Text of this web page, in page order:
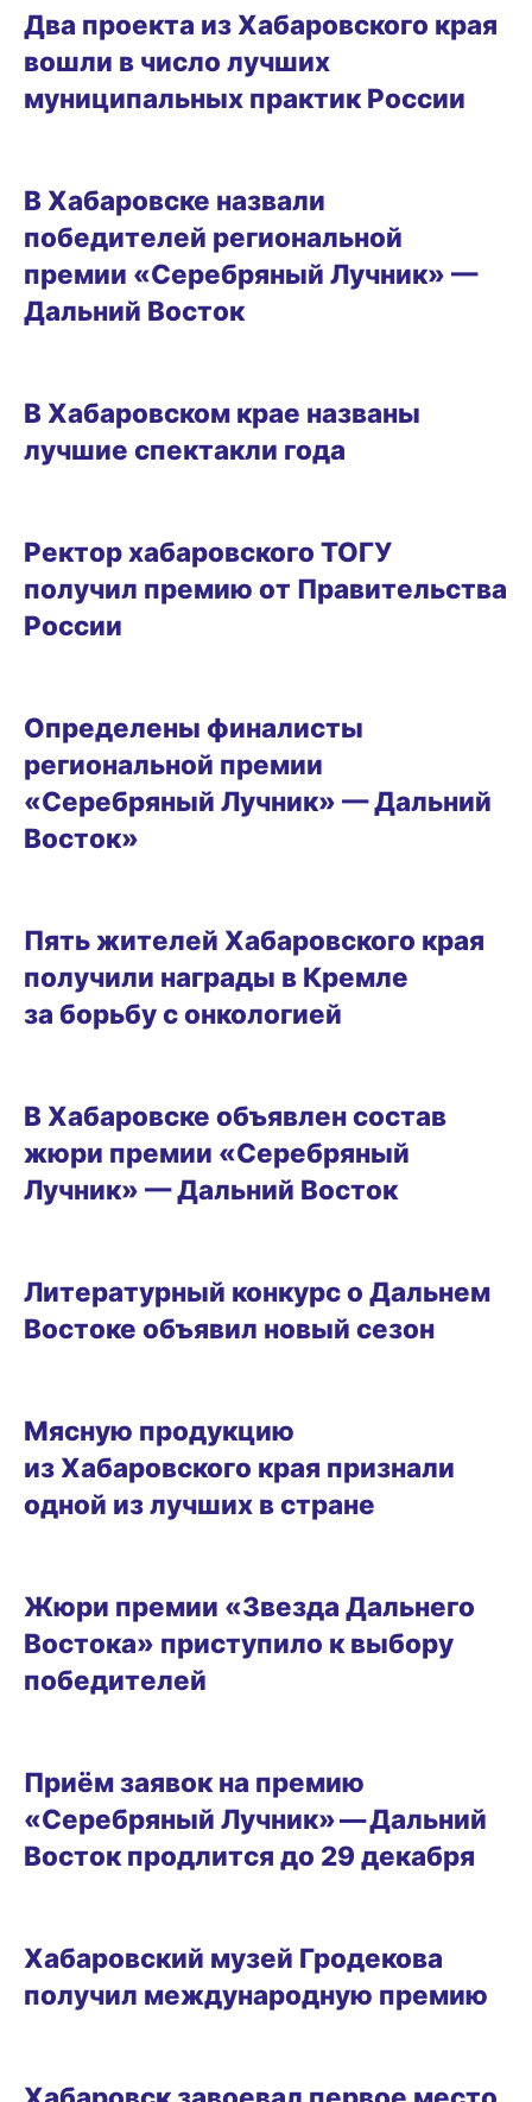
Два проекта из Хабаровского края
вошли в число лучших
муниципальных практик России
В Хабаровске назвали
победителей региональной
премии «Серебряный Лучник» —
Дальний Восток
В Хабаровском крае названы
лучшие спектакли года
Ректор хабаровского ТОГУ
получил премию от Правительства
России
Определены финалисты
региональной премии
«Серебряный Лучник» — Дальний
Восток»
Пять жителей Хабаровского края
получили награды в Кремле
за борьбу с онкологией
В Хабаровске объявлен состав
жюри премии «Серебряный
Лучник» — Дальний Восток
Литературный конкурс о Дальнем
Востоке объявил новый сезон
Мясную продукцию
из Хабаровского края признали
одной из лучших в стране
Жюри премии «Звезда Дальнего
Востока» приступило к выбору
победителей
Приём заявок на премию
«Серебряный Лучник» — Дальний
Восток продлится до 29 декабря
Хабаровский музей Гродекова
получил международную премию